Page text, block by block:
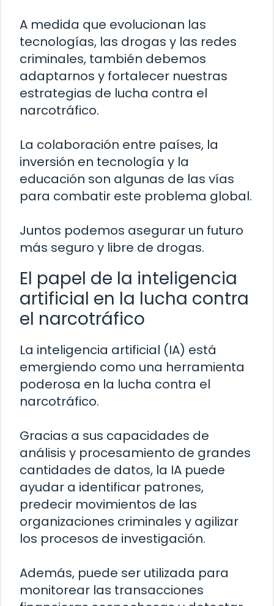
A medida que evolucionan las
tecnologías, las drogas y las redes
criminales, también debemos
adaptarnos y fortalecer nuestras
estrategias de lucha contra el
narcotráfico.
La colaboración entre países, la
inversión en tecnología y la
educación son algunas de las vías
para combatir este problema global.
Juntos podemos asegurar un futuro
más seguro y libre de drogas.
El papel de la inteligencia
artificial en la lucha contra
el narcotráfico
La inteligencia artificial (IA) está
emergiendo como una herramienta
poderosa en la lucha contra el
narcotráfico.
Gracias a sus capacidades de
análisis y procesamiento de grandes
cantidades de datos, la IA puede
ayudar a identificar patrones,
predecir movimientos de las
organizaciones criminales y agilizar
los procesos de investigación.
Además, puede ser utilizada para
monitorear las transacciones